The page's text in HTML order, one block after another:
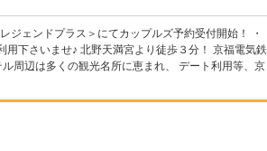
ジェンドプラス＞にてカップルズ予約受付開始！ ・
下さいませ♪ 北野天満宮より徒歩３分！ 京福電気鉄
周辺は多くの観光名所に恵まれ、 デート利用等、京